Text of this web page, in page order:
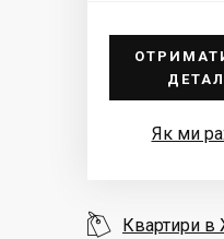
Як ми
 Квартири в